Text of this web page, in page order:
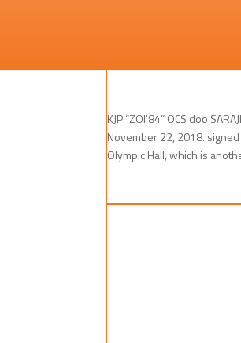
KJP “ZOI'84” OCS doo
November 22, 2018.
Olympic Hall, which is